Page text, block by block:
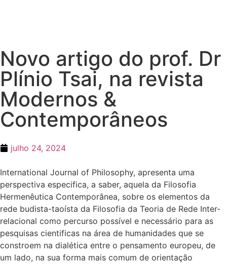
Novo artigo do prof. Dr
Plínio Tsai, na revista
Modernos &
Contemporâneos
julho 24, 2024
International Journal of Philosophy, apresenta uma
perspectiva especifica, a saber, aquela da Filosofia
Hermenêutica Contemporânea, sobre os elementos da
rede budista-taoísta da Filosofia da Teoria de Rede Inter-
relacional como percurso possível e necessário para as
pesquisas cientificas na área de humanidades que se
constroem na dialética entre o pensamento europeu, de
um lado, na sua forma mais comum de orientação